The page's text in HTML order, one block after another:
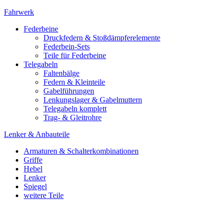
Fahrwerk
Federbeine
Druckfedern & Stoßdämpferelemente
Federbein-Sets
Teile für Federbeine
Telegabeln
Faltenbälge
Federn & Kleinteile
Gabelführungen
Lenkungslager & Gabelmuttern
Telegabeln komplett
Trag- & Gleitrohre
Lenker & Anbauteile
Armaturen & Schalterkombinationen
Griffe
Hebel
Lenker
Spiegel
weitere Teile